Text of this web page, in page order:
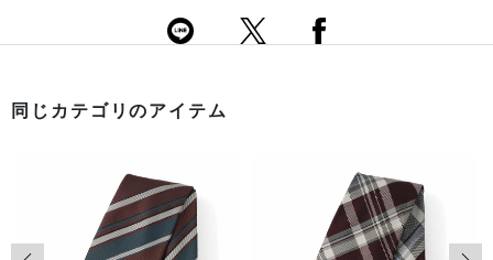
同じカテゴリのアイテム
前の画像